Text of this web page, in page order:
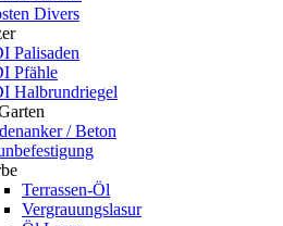
Divers
Palisaden
Pfähle
Halbrundriegel
/ Beton
Terrassen-Öl
Vergrauungslasur